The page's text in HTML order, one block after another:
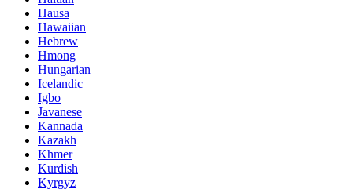
Hausa
Hawaiian
Hebrew
Hmong
Hungarian
Icelandic
Igbo
Javanese
Kannada
Kazakh
Khmer
Kurdish
Kyrgyz